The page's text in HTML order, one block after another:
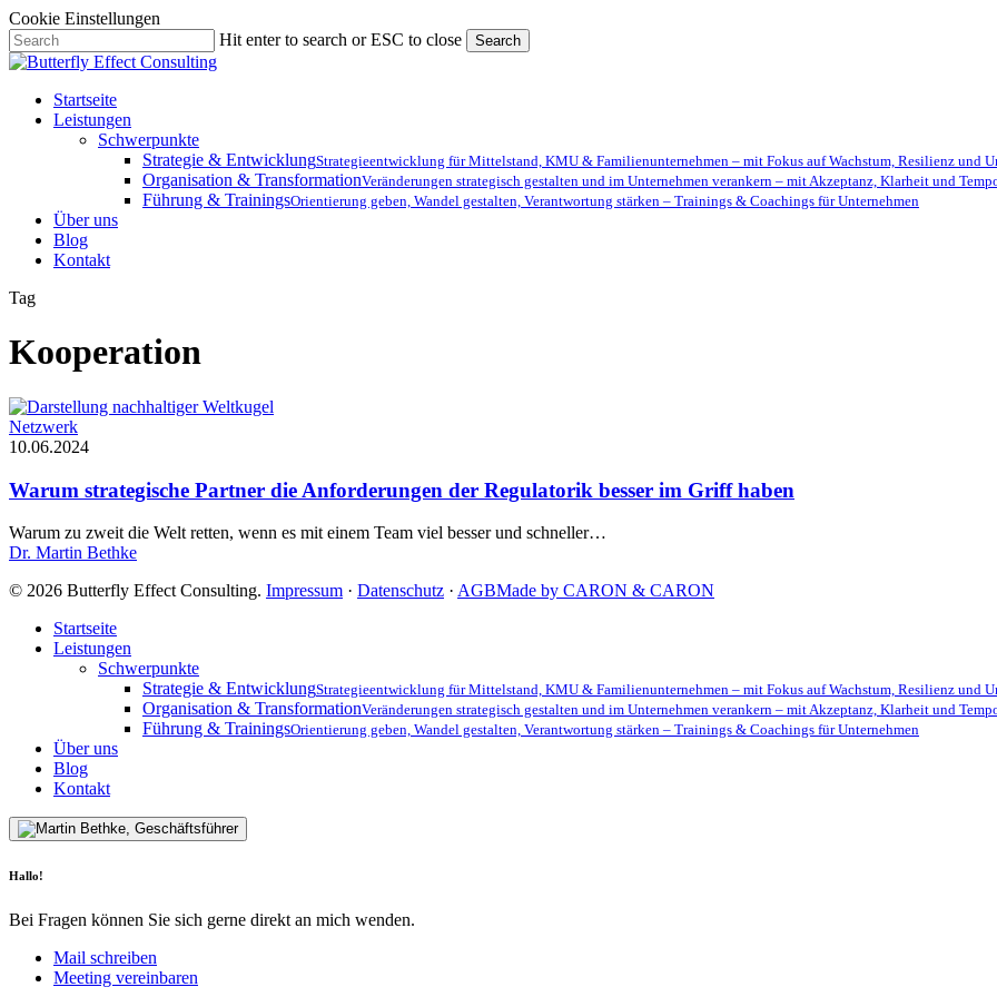
Cookie Einstellungen
Skip
to
content
Hit enter to search or ESC to close Search
Close
Menu
Startseite
Leistungen
Schwerpunkte
Strategie & EntwicklungStrategieentwicklung für Mittelstand, KMU & Familienunternehmen – mit Fokus auf Wachstum, Resilienz und
Organisation & TransformationVeränderungen strategisch gestalten und im Unternehmen verankern – mit Akzeptanz, Klarheit und
Führung & TrainingsOrientierung geben, Wandel gestalten, Verantwortung stärken – Trainings & Coachings für Unternehmen
Über uns
Blog
Kontakt
Tag
Kooperation
Warum
strategische
die
Anforderungen
der
Regulatorik
besser
im
haben
Netzwerk
10.06.2024
Warum strategische Partner die Anforderungen der Regulatorik besser im Griff haben
Warum zu zweit die Welt retten, wenn es mit einem Team viel besser und schneller…
Dr. Martin Bethke
© 2026 Butterfly Effect Consulting. Impressum · Datenschutz · AGBMade by CARON & CARON
Close
Menu
Startseite
Leistungen
Schwerpunkte
Strategie & EntwicklungStrategieentwicklung für Mittelstand, KMU & Familienunternehmen – mit Fokus auf Wachstum, Resilienz und
Organisation & TransformationVeränderungen strategisch gestalten und im Unternehmen verankern – mit Akzeptanz, Klarheit und
Führung & TrainingsOrientierung geben, Wandel gestalten, Verantwortung stärken – Trainings & Coachings für Unternehmen
Über uns
Blog
Kontakt
Hallo!
Bei Fragen können Sie sich gerne direkt an mich wenden.
Mail schreiben
Meeting vereinbaren